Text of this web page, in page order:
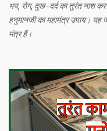
भय, रोग, दुख-दर्द का तुरंत नाश
हनुमानजी का महामंत्र उपाय। यह
मंत्र हैं।